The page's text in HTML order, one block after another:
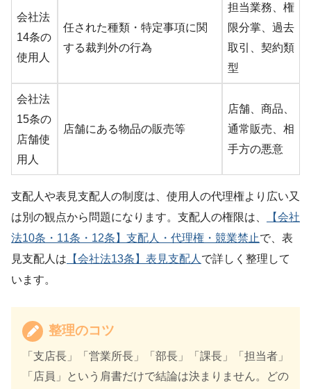
会社法
14条の
使用人
任された種類・特定事項に関
する裁判外の行為
担当業務、権
限分掌、過去
取引、契約類
型
会社法
15条の
店舗使
用人
店舗にある物品の販売等
店舗、商品、
通常販売、相
手方の悪意
支配人や表見支配人の制度は、使用人の代理権より広い又
は別の観点から問題になります。支配人の権限は、
【会社
法10条・11条・12条】支配人・代理権・競業禁止で、表
見支配人は 【会社法13条】表見支配人 で詳しく整理して
います。
整理のコツ
「支店長」「営業所長」「部長」「課長」「担当者」
「店員」という肩書だけで結論は決まりません。どの